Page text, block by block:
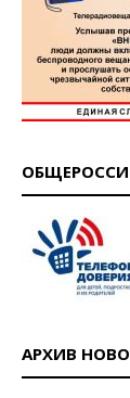
АРХИВ